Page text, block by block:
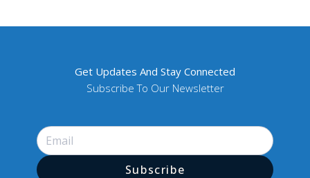
Get Updates And Stay Connected
Subscribe To Our Newsletter
Subscribe